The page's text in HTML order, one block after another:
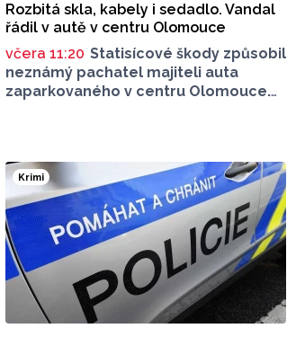
Rozbitá skla, kabely i sedadlo. Vandal
řádil v autě v centru Olomouce
včera 11:20 Statisícové škody způsobil
neznámý pachatel majiteli auta
zaparkovaného v centru Olomouce.
hodinách o ní informovala tisková
mluvčí Marie Šafářová. Pachateli hrozí
i vězení.
Krimi